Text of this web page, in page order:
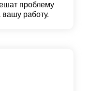
проблему
работу.